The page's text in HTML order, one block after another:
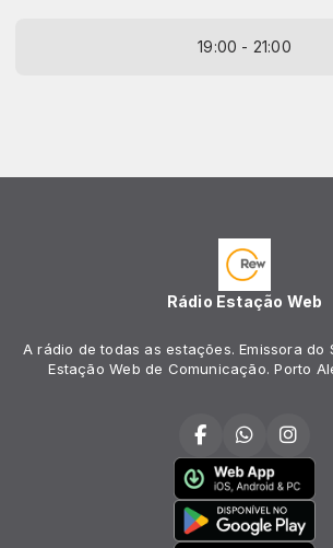
19:00 - 21:00
Rádio Estação Web
A rádio de todas as estações. Emissora do
Estação Web de Comunicação. Porto